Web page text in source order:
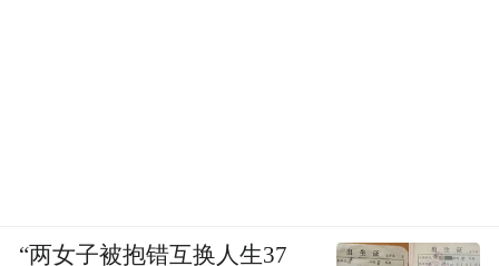
“两女子被抱错互换人生37